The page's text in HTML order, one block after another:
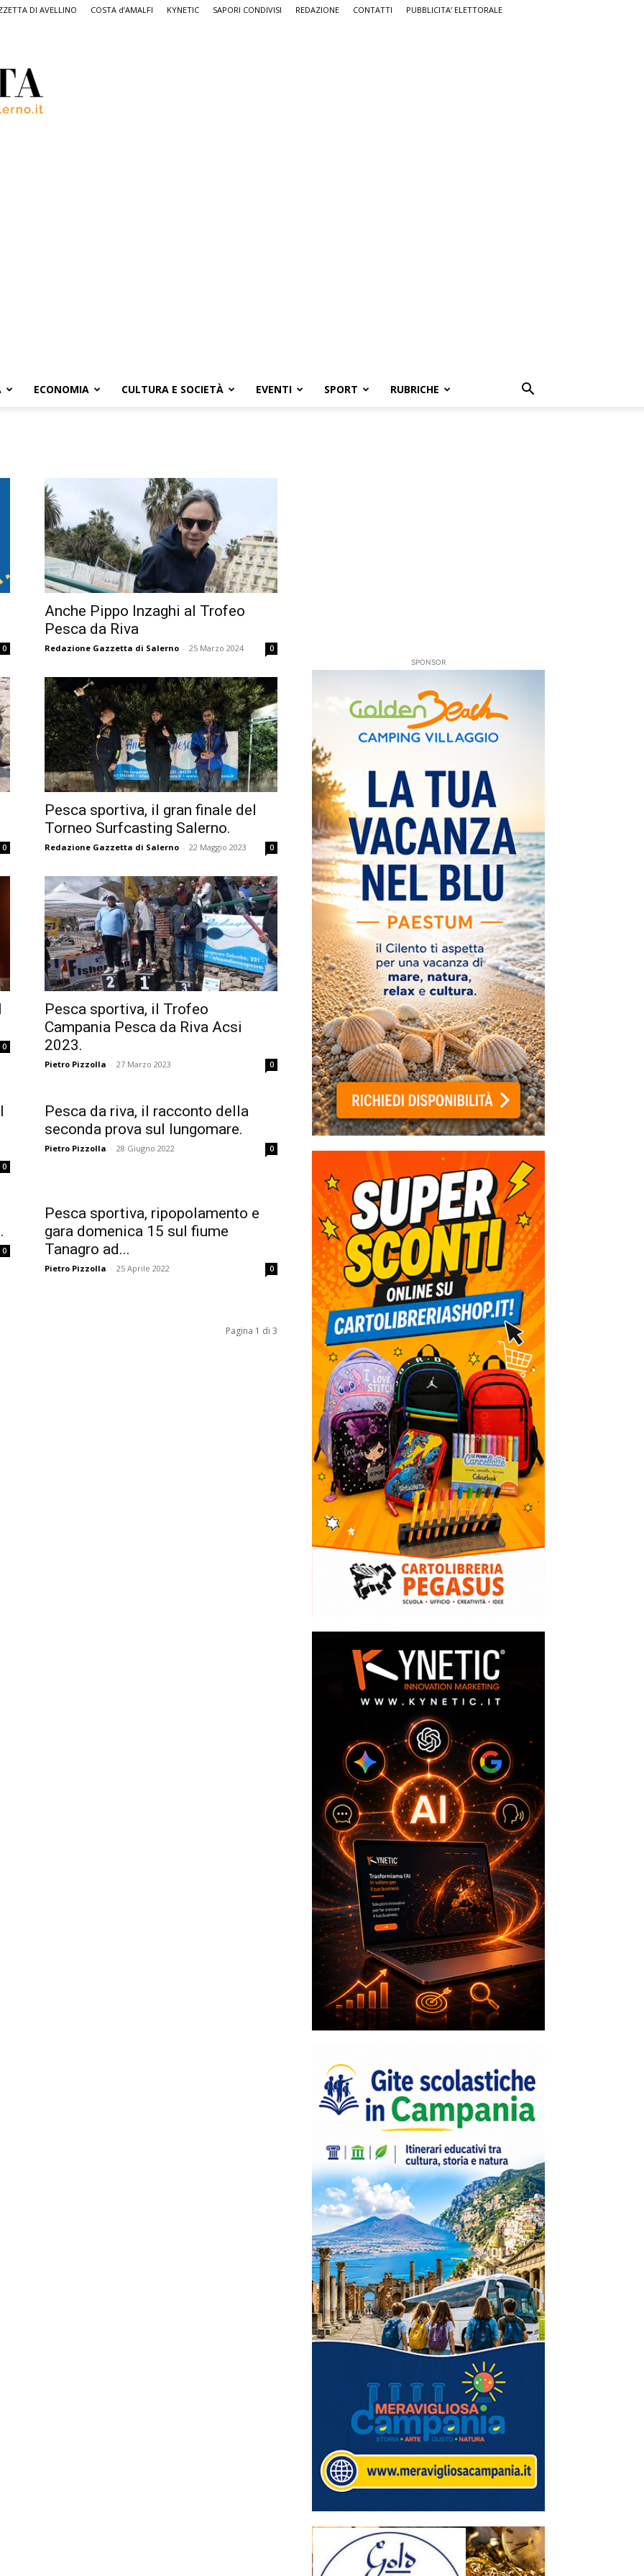
DI AVELLINO COSTA d’AMALFI KYNETIC SAPORI CONDIVISI REDAZIONE CONTATTI PUBBLICITA’ ELETTORALE
ECONOMIA CULTURA E SOCIETÀ EVENTI SPORT RUBRICHE
0
Anche Pippo Inzaghi al Trofeo
Pesca da Riva
Redazione Gazzetta di Salerno - 25 Marzo 2024 0
0
Pesca sportiva, il gran finale del
Torneo Surfcasting Salerno.
Redazione Gazzetta di Salerno - 22 Maggio 2023 0
0
Pesca sportiva, il Trofeo
Campania Pesca da Riva Acsi
2023.
Pietro Pizzolla - 27 Marzo 2023 0
0
Pesca da riva, il racconto della
seconda prova sul lungomare.
Pietro Pizzolla - 28 Giugno 2022 0
0
Pesca sportiva, ripopolamento e
gara domenica 15 sul fiume
Tanagro ad...
Pietro Pizzolla - 25 Aprile 2022 0
Pagina 1 di 3
SPONSOR